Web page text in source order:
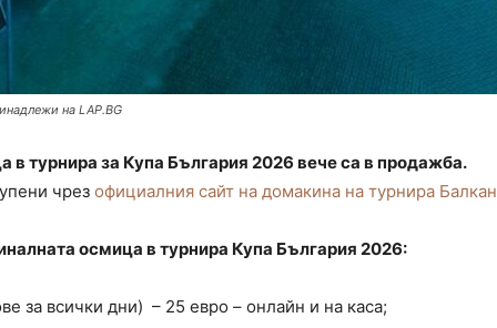
на LAP.BG
в турнира за Купа България 2026 вече са в продажба.
чрез официалния сайт на домакина на турнира Балкан
осмица в турнира Купа България 2026:
за всички дни) – 25 евро – онлайн и на каса;